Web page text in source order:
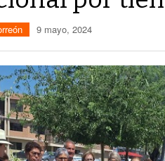
9 mayo, 2024